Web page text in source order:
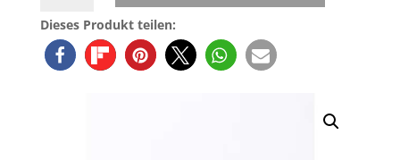
Dieses Produkt teilen:
SHIFTER
Aramid
Black